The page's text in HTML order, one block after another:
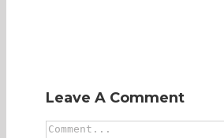
Leave A Comment